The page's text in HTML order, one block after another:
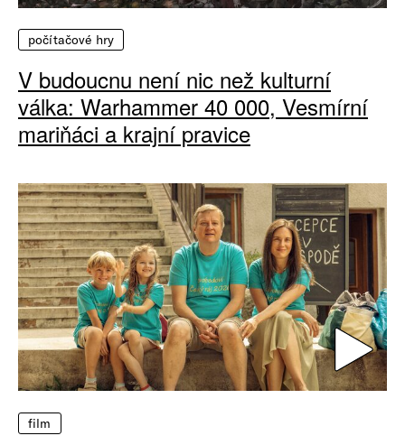
počítačové hry
V budoucnu není nic než kulturní
válka: Warhammer 40 000, Vesmírní
mariňáci a krajní pravice
film